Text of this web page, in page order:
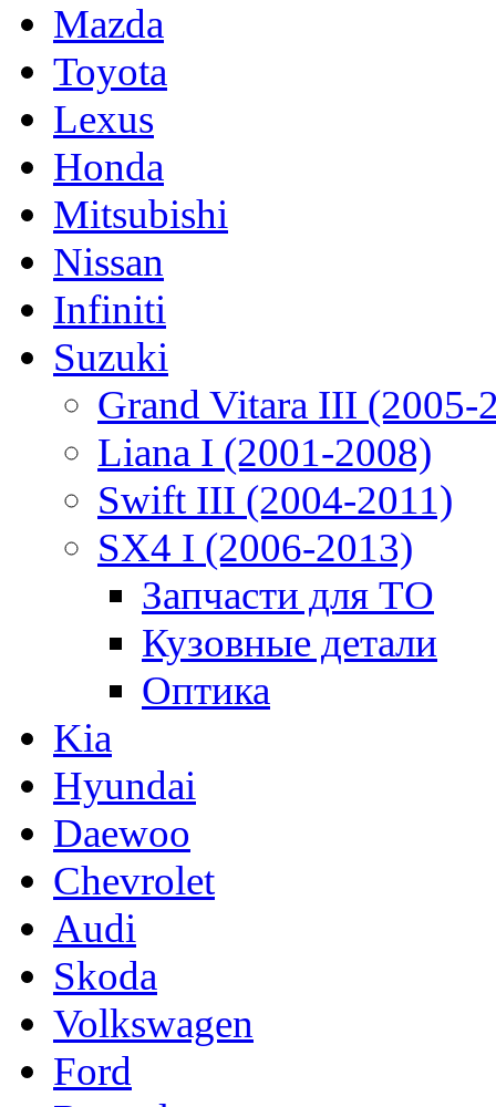
Mazda
Toyota
Lexus
Honda
Mitsubishi
Nissan
Infiniti
Suzuki
Grand Vitara III (2005-
Liana I (2001-2008)
Swift III (2004-2011)
SX4 I (2006-2013)
Запчасти для ТО
Кузовные детали
Оптика
Kia
Hyundai
Daewoo
Chevrolet
Audi
Skoda
Volkswagen
Ford